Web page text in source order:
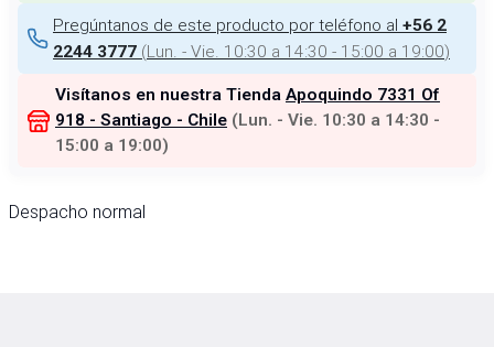
Pregúntanos de este producto por teléfono al +56 2
2244 3777 (Lun. - Vie. 10:30 a 14:30 - 15:00 a 19:00)
Visítanos en nuestra Tienda Apoquindo 7331 Of
918 - Santiago - Chile (Lun. - Vie. 10:30 a 14:30 -
15:00 a 19:00)
Despacho normal